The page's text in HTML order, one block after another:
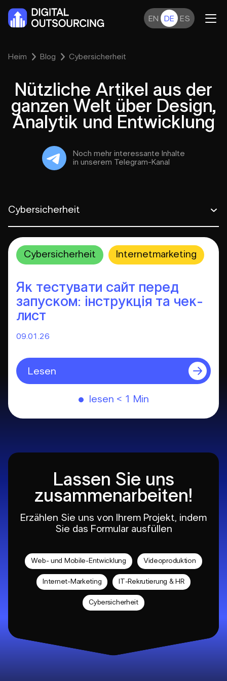
EN DE ES
Heim Blog Cybersicherheit
Nützliche Artikel aus der
ganzen Welt über Design,
Analytik und Entwicklung
Noch mehr interessante Inhalte
in unserem Telegram-Kanal
Cybersicherheit
Cybersicherheit Internetmarketing
Як тестувати сайт перед
запуском: інструкція та чек-
лист
09.01.26
Lesen
lesen < 1 Min
Lassen Sie uns
zusammenarbeiten!
Erzählen Sie uns von Ihrem Projekt, indem
Sie das Formular ausfüllen
Web- und Mobile-Entwicklung Videoproduktion
Internet-Marketing IT-Rekrutierung & HR
Cybersicherheit